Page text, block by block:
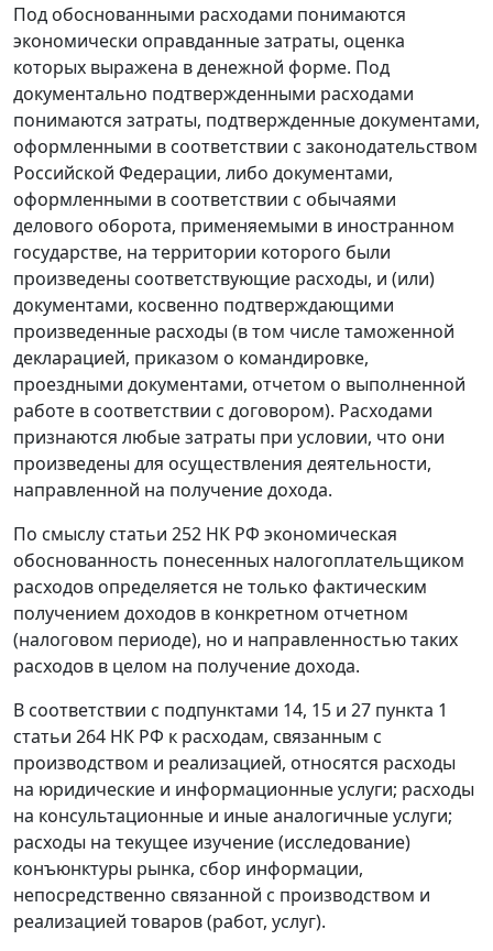
Под обоснованными расходами понимаются
экономически оправданные затраты, оценка
которых выражена в денежной форме. Под
документально подтвержденными расходами
понимаются затраты, подтвержденные документами,
оформленными в соответствии с законодательством
Российской Федерации, либо документами,
оформленными в соответствии с обычаями
делового оборота, применяемыми в иностранном
государстве, на территории которого были
произведены соответствующие расходы, и (или)
документами, косвенно подтверждающими
произведенные расходы (в том числе таможенной
декларацией, приказом о командировке,
проездными документами, отчетом о выполненной
работе в соответствии с договором). Расходами
признаются любые затраты при условии, что они
произведены для осуществления деятельности,
направленной на получение дохода.
По смыслу статьи 252 НК РФ экономическая
обоснованность понесенных налогоплательщиком
расходов определяется не только фактическим
получением доходов в конкретном отчетном
(налоговом периоде), но и направленностью таких
расходов в целом на получение дохода.
В соответствии с подпунктами 14, 15 и 27 пункта 1
статьи 264 НК РФ к расходам, связанным с
производством и реализацией, относятся расходы
на юридические и информационные услуги; расходы
на консультационные и иные аналогичные услуги;
расходы на текущее изучение (исследование)
конъюнктуры рынка, сбор информации,
непосредственно связанной с производством и
реализацией товаров (работ, услуг).